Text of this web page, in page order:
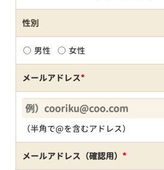
性別
男性 女性
メールアドレス*
（半角で@を含むアドレス）
メールアドレス（確認用） *